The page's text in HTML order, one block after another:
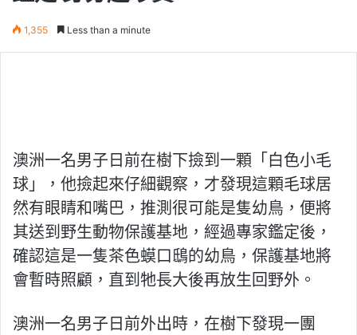
1,355 Less than a minute
澳洲一名男子日前在樹下撿到一顆「白色小毛
球」，他撿起來仔細觀察，才發現這顆毛球居
然有眼睛和嘴巴，推測很可能是隻幼鳥，便將
其送到野生動物保護基地，經過專家鑑定後，
確認這是一隻茶色蟆口鴟的幼鳥，保護基地將
會暫時照顧，直到牠長大後再放生回野外。
澳洲一名男子日前外出時，在樹下發現一團